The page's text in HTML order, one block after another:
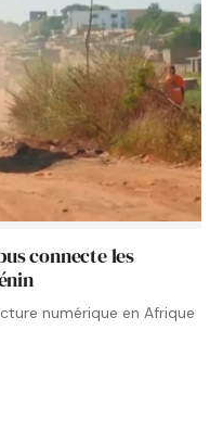
connecte les
numérique en Afrique